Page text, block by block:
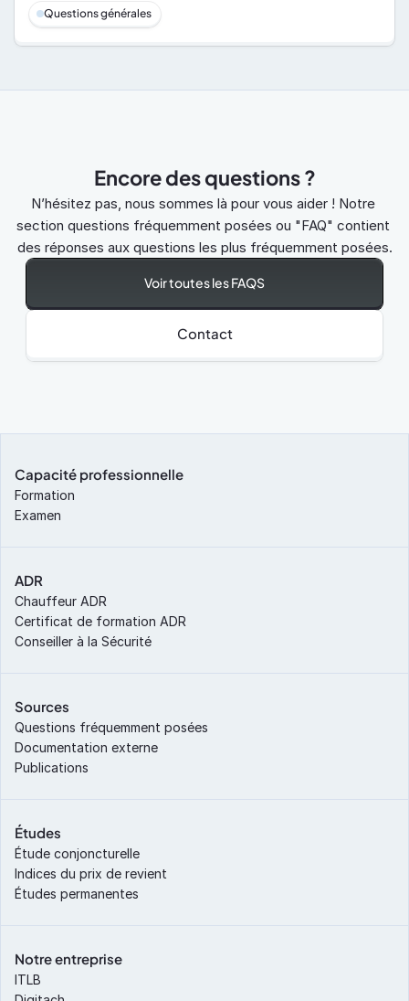
Questions générales
Encore des questions ?
N’hésitez pas, nous sommes là pour vous aider ! Notre
section questions fréquemment posées ou "FAQ" contient
des réponses aux questions les plus fréquemment posées.
Voir toutes les FAQS
Contact
Capacité professionnelle
Formation
Examen
ADR
Chauffeur ADR
Certificat de formation ADR
Conseiller à la Sécurité
Sources
Questions fréquemment posées
Documentation externe
Publications
Études
Étude conjoncturelle
Indices du prix de revient
Études permanentes
Notre entreprise
ITLB